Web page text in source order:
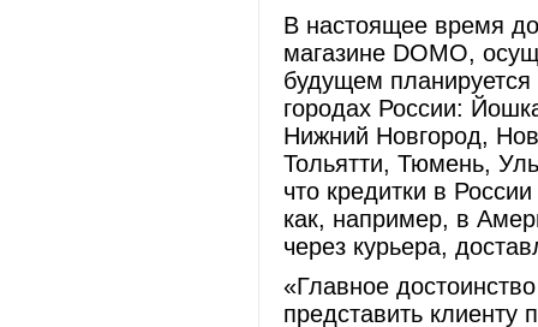
В настоящее время
магазине DOMO,
будущем
городах России:
Нижний Новгород,
Тольятти, Тюмень,
что кредитки в
как, например, в
через курьера,
«Главное
представить клиенту